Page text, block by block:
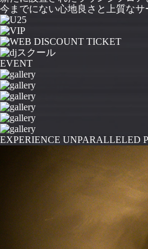
今までにない心地良さと上質なサ
EVENT
EXPERIENCE UNPARALLELED